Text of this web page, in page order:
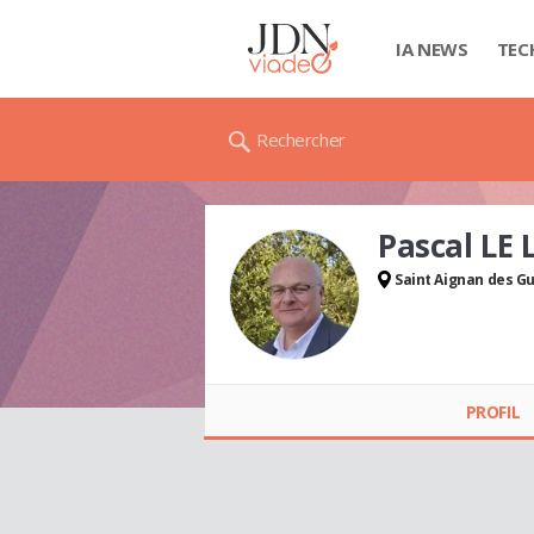
IA NEWS
Rechercher
Pascal LE LAY
Pascal LE
Saint Aignan des
PROFIL